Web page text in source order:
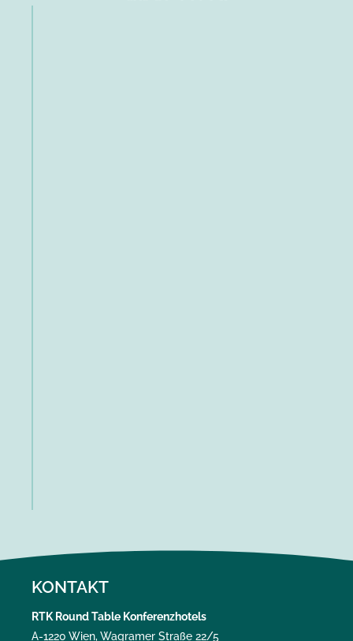
KONTAKT
RTK Round Table Konferenzhotels
A-1220 Wien, Wagramer Straße 22/5